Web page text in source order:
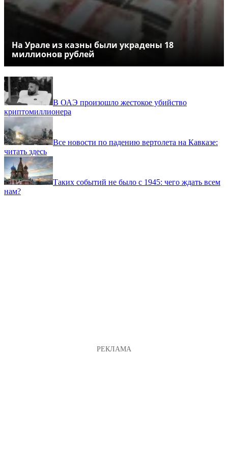
На Урале из казны были украдены 18
миллионов рублей
В ОАЭ произошло жестокое убийство
криптомиллионера
Все новости по падению вертолета на Кавказе:
читать здесь
Таких событий не было с 1945: чего ждать всем
нам?